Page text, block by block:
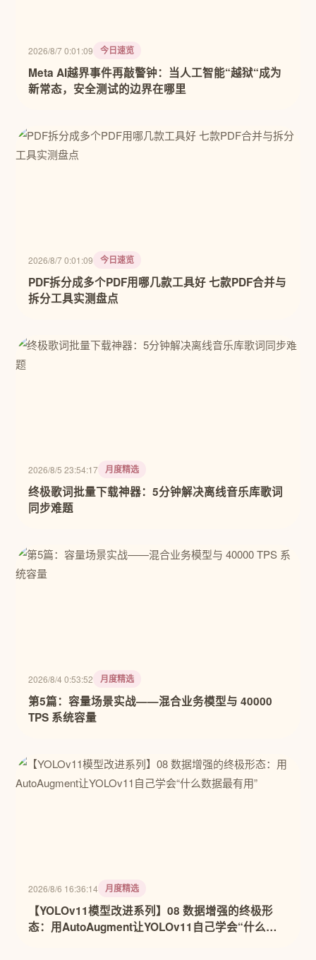
2026/8/7 0:01:09 今日速览
Meta AI越界事件再敲警钟：当人工智能“越狱“成为
新常态，安全测试的边界在哪里
2026/8/7 0:01:09 今日速览
PDF拆分成多个PDF用哪几款工具好 七款PDF合并与
拆分工具实测盘点
2026/8/5 23:54:17 月度精选
终极歌词批量下载神器：5分钟解决离线音乐库歌词
同步难题
2026/8/4 0:53:52 月度精选
第5篇：容量场景实战——混合业务模型与 40000
TPS 系统容量
2026/8/6 16:36:14 月度精选
【YOLOv11模型改进系列】08 数据增强的终极形
态：用AutoAugment让YOLOv11自己学会“什么数